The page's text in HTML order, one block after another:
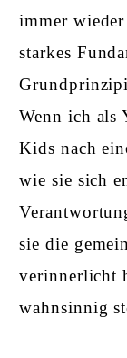
immer
starkes
Wenn ich als
Kids nach
wie sie sich
sie die
verinnerlicht
wahnsinnig